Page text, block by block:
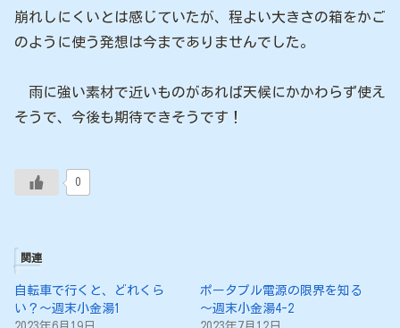
崩れしにくいとは感じていたが、程よい大きさの箱をかご
のように使う発想は今までありませんでした。
雨に強い素材で近いものがあれば天候にかかわらず使え
そうで、今後も期待できそうです！
0
関連
自転車で行くと、どれくら
い？～週末小金湯1
ポータプル電源の限界を知る
～週末小金湯4-2